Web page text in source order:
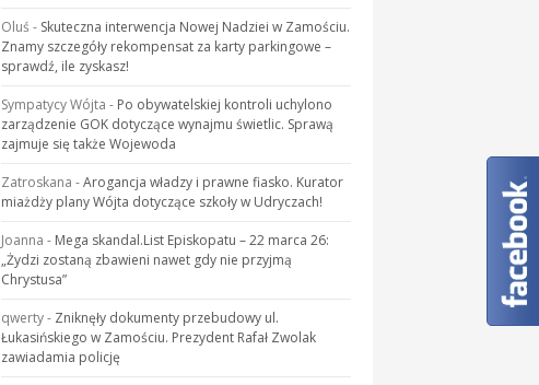
Oluś - Skuteczna interwencja Nowej Nadziei w Zamościu.
Znamy szczegóły rekompensat za karty parkingowe –
sprawdź, ile zyskasz!
Sympatycy Wójta - Po obywatelskiej kontroli uchylono
zarządzenie GOK dotyczące wynajmu świetlic. Sprawą
zajmuje się także Wojewoda
Zatroskana -Arogancja władzy i prawne fiasko. Kurator
miażdży plany Wójta dotyczące szkoły w Udryczach!
Joanna - Mega skandal.List Episkopatu – 22 marca 26:
„Żydzi zostaną zbawieni nawet gdy nie przyjmą
Chrystusa”
qwerty- Zniknęły dokumenty przebudowy ul.
Łukasińskiego w Zamościu. Prezydent Rafał Zwolak
zawiadamia policję